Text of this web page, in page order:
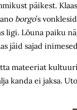
päikest.
borgo’s
ligi. Lõuna paiku
jäid sajad
mateeriat
kanda ei jaksa.